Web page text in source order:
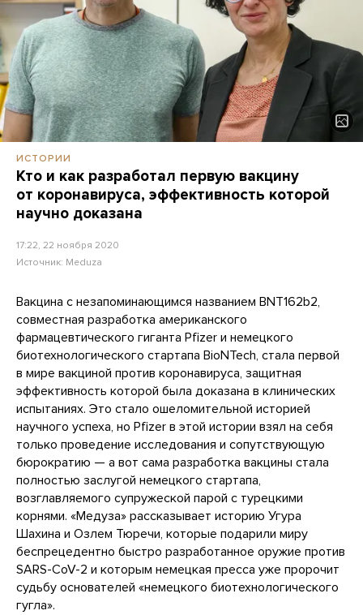
ИСТОРИИ
Кто и как разработал первую вакцину
от коронавируса, эффективность которой
научно доказана
17:22, 22 ноября 2020
Источник: Meduza
Вакцина с незапоминающимся названием BNT162b2,
совместная разработка американского
фармацевтического гиганта Pfizer и немецкого
биотехнологического стартапа BioNTech, стала первой
в мире вакциной против коронавируса, защитная
эффективность которой была доказана в клинических
испытаниях. Это стало ошеломительной историей
научного успеха, но Pfizer в этой истории взял на себя
только проведение исследования и сопутствующую
бюрократию — а вот сама разработка вакцины стала
полностью заслугой немецкого стартапа,
возглавляемого супружеской парой с турецкими
корнями. «Медуза» рассказывает историю Угура
Шахина и Озлем Тюречи, которые подарили миру
беспрецедентно быстро разработанное оружие против
SARS-CoV-2 и которым немецкая пресса уже пророчит
судьбу основателей «немецкого биотехнологического
гугла».